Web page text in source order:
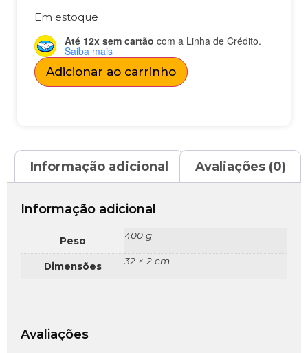
Em estoque
Até 12x sem cartão com a Linha de Crédito.
Saiba mais
Adicionar ao carrinho
Informação adicional Avaliações (0)
Informação adicional
Peso 400 g
Dimensões 32 × 2 cm
Avaliações